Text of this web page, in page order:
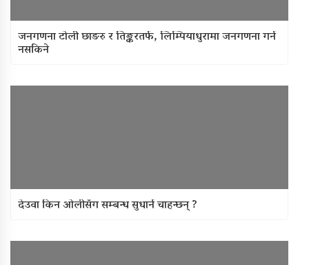
जनगणना टोली छाङरु र तिङ्करतर्फ, लिम्पियाधुरामा जनगणना गर्न
नसकिने
देउवा किन ओलीसँग सम्बन्ध सुधार्न चाहन्छन् ?